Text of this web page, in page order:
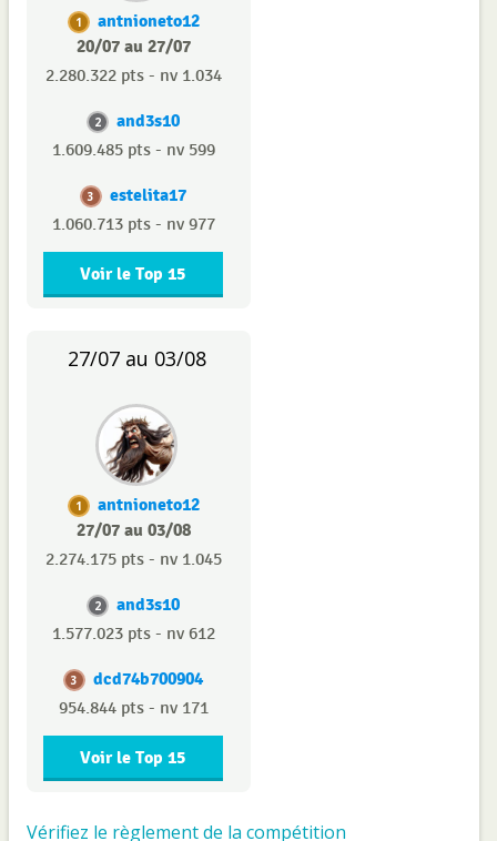
1
antnioneto12
20/07 au 27/07
2.280.322 pts - nv 1.034
2 and3s10
1.609.485 pts - nv 599
3 estelita17
1.060.713 pts - nv 977
Voir le Top 15
27/07 au 03/08
1
antnioneto12
27/07 au 03/08
2.274.175 pts - nv 1.045
2 and3s10
1.577.023 pts - nv 612
3 dcd74b700904
954.844 pts - nv 171
Voir le Top 15
Vérifiez le règlement de la compétition